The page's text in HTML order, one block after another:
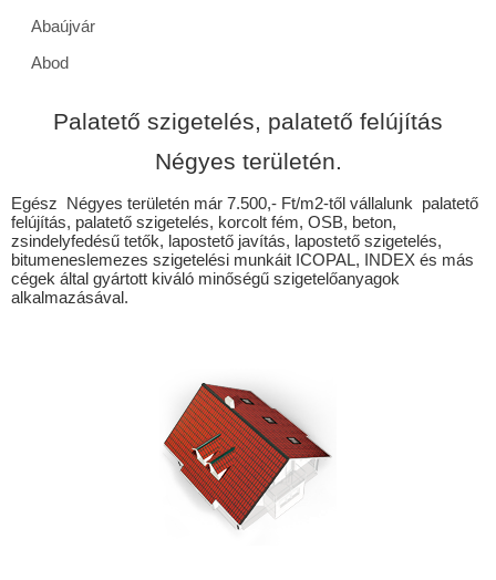
Abaújvár
Abod
Alacska
Alsódobsza
Alsógagy
Alsóregmec
Palatető szigetelés, palatető felújítás
Négyes területén.
Egész Négyes területén már 7.500,- Ft/m2-től vállalunk palatető
felújítás, palatető szigetelés, korcolt fém, OSB, beton,
zsindelyfedésű tetők, lapostető javítás, lapostető szigetelés,
bitumeneslemezes szigetelési munkáit ICOPAL, INDEX és más
cégek által gyártott kiváló minőségű szigetelőanyagok
alkalmazásával.